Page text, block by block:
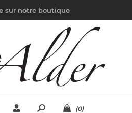
sur notre boutique
(0)